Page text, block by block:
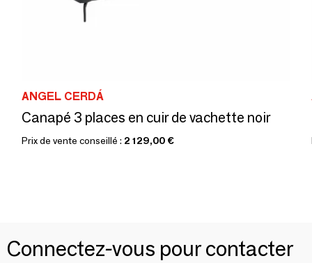
ANGEL CERDÁ
Canapé 3 places en cuir de vachette noir
Prix de vente conseillé : 2 129,00 €
Connectez-vous pour contacter